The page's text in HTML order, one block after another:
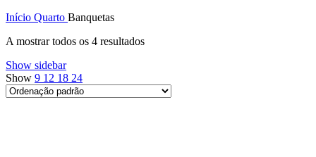
Início Quarto Banquetas
A mostrar todos os 4 resultados
Show sidebar
Show 9 12 18 24